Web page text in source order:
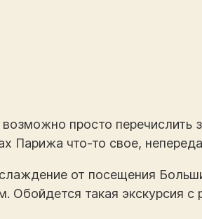
просто
Парижа что-то свое,
от посещения
Обойдется такая экскурсия